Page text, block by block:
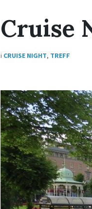
Cruise
i CRUISE NIGHT, TREFF